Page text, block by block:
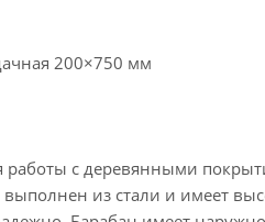
200×750 мм
с деревянными
из стали и имеет